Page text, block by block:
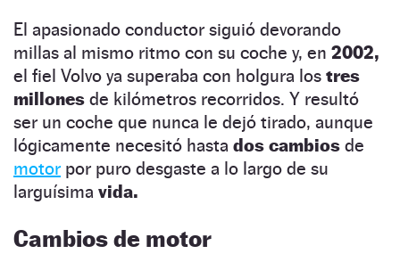
El apasionado conductor siguió devorando
millas al mismo ritmo con su coche y, en 2002,
el fiel Volvo ya superaba con holgura los tres
millones de kilómetros recorridos. Y resultó
ser un coche que nunca le dejó tirado, aunque
lógicamente necesitó hasta dos cambios de
motor por puro desgaste a lo largo de su
larguísima vida.
Cambios de motor